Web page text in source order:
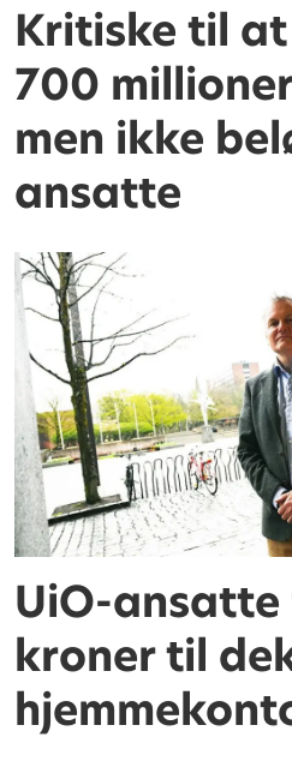
Kritiske til
700
men ikke
ansatte
UiO-
kroner til